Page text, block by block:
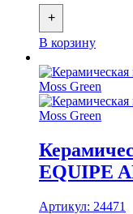
+
В корзину
EQUIPE
Артикул: 24471